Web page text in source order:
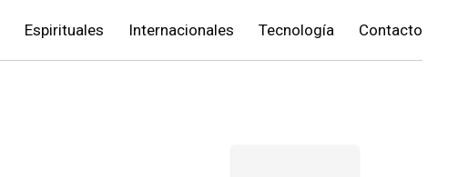
Espirituales Internacionales Tecnología Contacto